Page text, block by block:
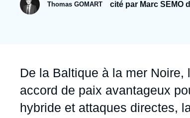
Partenariats et réseaux
Intelligence artificielle
Jeudi 17 septembre 2026 17:30
Thomas GOMART cité par Marc SEMO
Accroche
De la Baltique à la mer Noire,
accord de paix avantageux
hybride et attaques directes,